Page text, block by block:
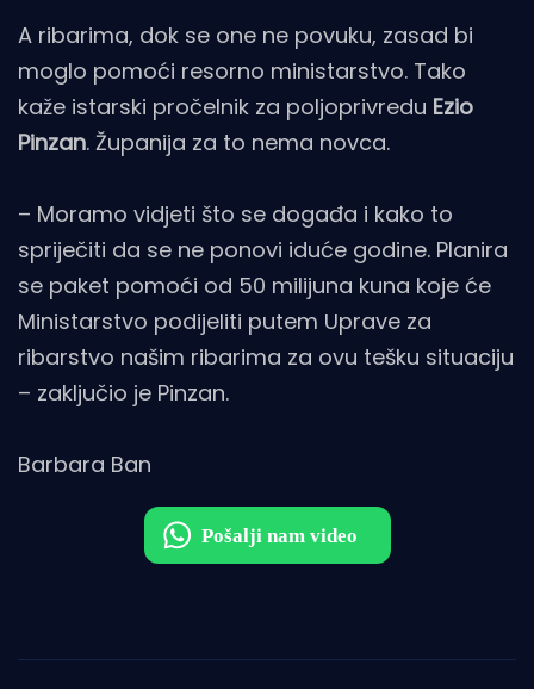
A ribarima, dok se one ne povuku, zasad bi
moglo pomoći resorno ministarstvo. Tako
kaže istarski pročelnik za poljoprivredu Ezio
Pinzan. Županija za to nema novca.
– Moramo vidjeti što se događa i kako to
spriječiti da se ne ponovi iduće godine. Planira
se paket pomoći od 50 milijuna kuna koje će
Ministarstvo podijeliti putem Uprave za
ribarstvo našim ribarima za ovu tešku situaciju
– zaključio je Pinzan.
Barbara Ban